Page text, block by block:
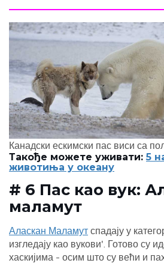
Канадски ескимски пас виси са
Такође можете уживати:5
животиња у океану
# 6 Пас као вук:
маламут
Аласкан Маламут спадају у
изгледају као вукови'. Готово су
хаскијима - осим што су већи и